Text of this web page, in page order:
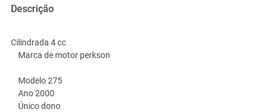
Descrição
Cilindrada 4 cc
Marca de motor perkson
Modelo 275
Ano 2000
Único dono